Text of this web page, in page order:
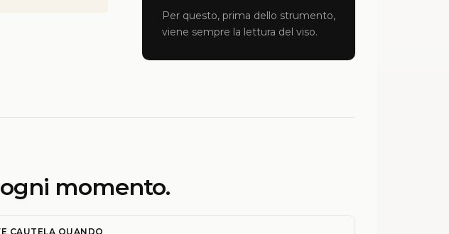
Per questo, prima dello strumento,
viene sempre la lettura del viso.
momento.
CAUTELA QUANDO